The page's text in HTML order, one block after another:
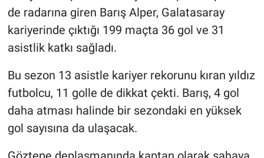
de radarına giren Barış Alper, Galatasaray
kariyerinde çıktığı 199 maçta 36 gol ve 31
asistlik katkı sağladı.
Bu sezon 13 asistle kariyer rekorunu kıran yıldız
futbolcu, 11 golle de dikkat çekti. Barış, 4 gol
daha atması halinde bir sezondaki en yüksek
gol sayısına da ulaşacak.